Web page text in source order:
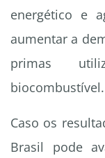
energético e
aumentar a
primas
biocombustível.
Caso os
Brasil pode